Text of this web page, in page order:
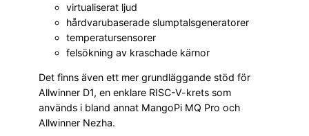
virtualiserat ljud
hårdvarubaserade slumptalsgeneratorer
temperatursensorer
felsökning av kraschade kärnor
Det finns även ett mer grundläggande stöd för
Allwinner D1, en enklare RISC-V-krets som
används i bland annat MangoPi MQ Pro och
Allwinner Nezha.